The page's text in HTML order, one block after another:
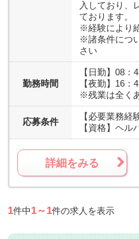
入しており、
ております。
※経験により
※諸条件につ
さい
勤務時間
【日勤】08
【夜勤】16
※残業は全く
応募条件
【必要業務経
【資格】 ヘル
詳細をみる
1件中1～1件の求人を表示